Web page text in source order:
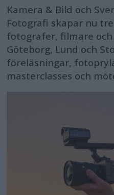
Kamera & Bild och
Fotografi skapar nu
fotografer, filmare
Göteborg, Lund och
föreläsningar,
masterclasses och